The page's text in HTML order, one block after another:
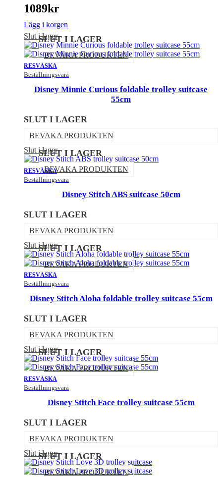
1089kr
Lägg i korgen
Slut i lager
RESVÄSKA
Beställningsvara
SLUT I LAGER
BEVAKA PRODUKTEN
Disney Minnie Curious foldable trolley suitcase
55cm
SLUT I LAGER
BEVAKA PRODUKTEN
Slut i lager
RESVÄSKA
Beställningsvara
SLUT I LAGER
BEVAKA PRODUKTEN
Disney Stitch ABS suitcase 50cm
SLUT I LAGER
BEVAKA PRODUKTEN
Slut i lager
RESVÄSKA
Beställningsvara
SLUT I LAGER
BEVAKA PRODUKTEN
Disney Stitch Aloha foldable trolley suitcase 55cm
SLUT I LAGER
BEVAKA PRODUKTEN
Slut i lager
RESVÄSKA
Beställningsvara
SLUT I LAGER
BEVAKA PRODUKTEN
Disney Stitch Face trolley suitcase 55cm
SLUT I LAGER
BEVAKA PRODUKTEN
Slut i lager
SLUT I LAGER
BEVAKA PRODUKTEN